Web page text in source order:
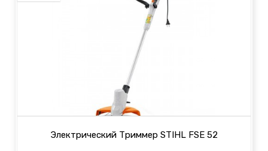
Электрический Триммер STIHL FSE 52